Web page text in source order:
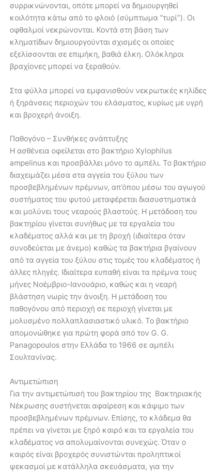
συρρικνώνονται, οπότε μπορεί να δημιουργηθεί
κοιλότητα κάτω από το φλοιό (σύμπτωμα “τυρί”). Οι
οφθαλμοί νεκρώνονται. Κοντά στη βάση των
κληματίδων δημιουργούνται σχισμές οι οποίες
εξελίσσονται σε επιμήκη, βαθιά έλκη. Ολόκληροι
βραχίονες μπορεί να ξεραθούν.
Στα φύλλα μπορεί να εμφανισθούν νεκρωτικές κηλίδες
ή ξηράνσεις περιοχών του ελάσματος, κυρίως με υγρή
και βροχερή άνοιξη.
Παθογόνο – Συνθήκες ανάπτυξης
Η ασθένεια οφείλεται στο βακτήριο Xylophilus
ampelinus και προσβάλλει μόνο το αμπέλι. Το βακτήριο
διαχειμάζει μέσα στα αγγεία του ξύλου των
προσβεβλημένων πρέμνων, απ’όπου μέσω του αγωγού
συστήματος του φυτού μεταφέρεται διασυστηματικά
και μολύνει τους νεαρούς βλαστούς. Η μετάδοση του
βακτηρίου γίνεται συνήθως με τα εργαλεία του
κλαδέματος αλλά και με τη βροχή (ιδιαίτερα όταν
συνοδεύεται με άνεμο) καθώς τα βακτήρια βγαίνουν
από τα αγγεία του ξύλου στις τομές του κλαδέματος ή
άλλες πληγές. Ιδιαίτερα ευπαθή είναι τα πρέμνα τους
μήνες Νοέμβριο-Ιανουάριο, καθώς και η νεαρή
βλάστηση νωρίς την άνοιξη. Η μετάδοση του
παθογόνου από περιοχή σε περιοχή γίνεται με
μολυσμένο πολλαπλασιαστικό υλικό. Το βακτήριο
απομονώθηκε για πρώτη φορά από τον G. G.
Panagopoulos στην Ελλάδα το 1966 σε αμπέλι
Σουλτανίνας.
Αντιμετώπιση
Για την αντιμετώπισή του βακτηρίου της Βακτηριακής
Νέκρωσης συστήνεται αφαίρεση και κάψιμο των
προσβεβλημένων πρέμνων. Επίσης, το κλάδεμα θα
πρέπει να γίνεται με ξηρό καιρό και τα εργαλεία του
κλαδέματος να απολυμαίνονται συνεχώς. Όταν ο
καιρός είναι βροχερός συνιστώνται προληπτικοί
ψεκασμοί με κατάλληλα σκευάσματα, για την